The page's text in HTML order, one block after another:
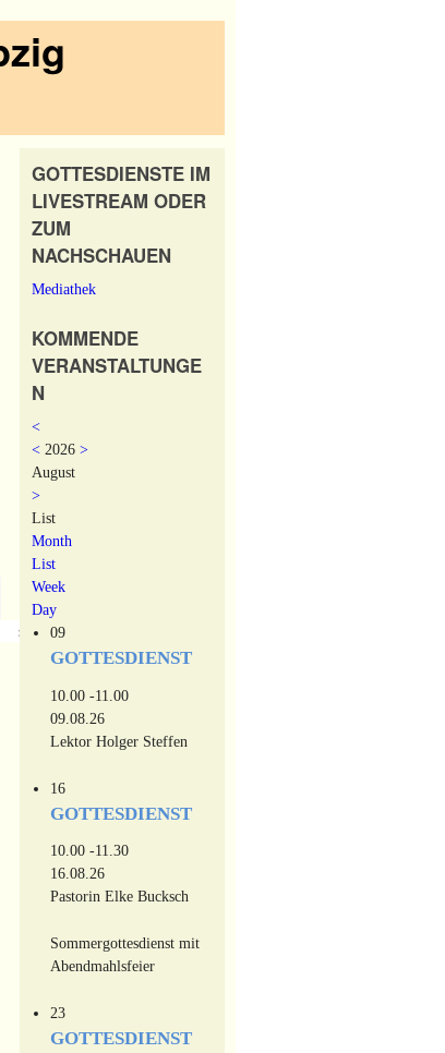
›
GOTTESDIENSTE IM
LIVESTREAM ODER
ZUM
NACHSCHAUEN
Mediathek
KOMMENDE
VERANSTALTUNGE
N
<
< 2026 >
August
>
List
Month
List
Week
Day
09
GOTTESDIENST
10.00 -11.00
09.08.26
Lektor Holger Steffen
16
GOTTESDIENST
10.00 -11.30
16.08.26
Pastorin Elke Bucksch
Sommergottesdienst mit
Abendmahlsfeier
23
GOTTESDIENST